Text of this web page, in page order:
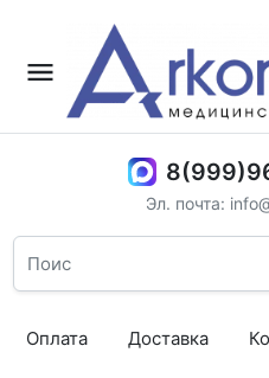
Эл. почта:
Оплата Доставка